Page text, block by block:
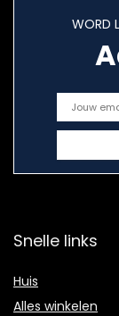
WORD
Snelle links
Huis
Alles winkelen